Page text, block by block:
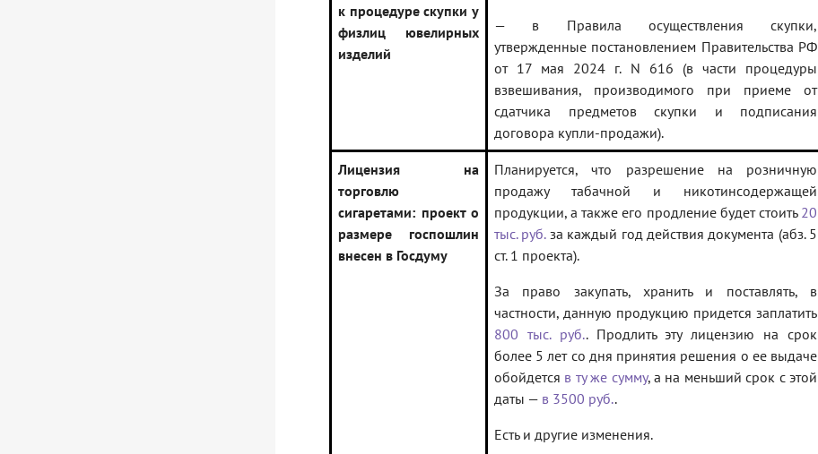
к процедуре скупки у
физлиц ювелирных
изделий
— в Правила осуществления скупки,
утвержденные постановлением Правительства РФ
от 17 мая 2024 г. N 616 (в части процедуры
взвешивания, производимого при приеме от
сдатчика предметов скупки и подписания
договора купли-продажи).
Лицензия на
торговлю
сигаретами: проект о
размере госпошлин
внесен в Госдуму
Планируется, что разрешение на розничную
продажу табачной и никотинсодержащей
продукции, а также его продление будет стоить 20
тыс. руб.за каждый год действия документа (абз. 5
ст. 1 проекта).
За право закупать, хранить и поставлять, в
частности, данную продукцию придется заплатить
800 тыс. руб.. Продлить эту лицензию на срок
более 5 лет со дня принятия решения о ее выдаче
обойдется в ту же сумму, а на меньший срок с этой
даты — в 3500 руб..
Есть и другие изменения.